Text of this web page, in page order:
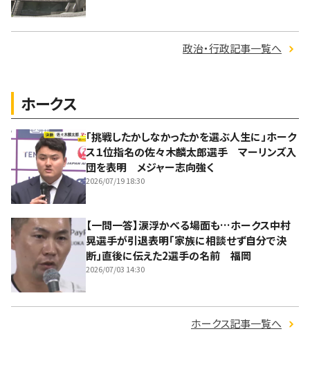
政治・行政記事一覧へ
ホークス
「挑戦したかしなかったかを選ぶ人生に」ホーク
ス１位指名の佐々木麟太郎選手 マーリンズ入
団を表明 メジャー志向強く
2026/07/19 18:30
【一問一答】涙浮かべる場面も…ホークス中村
晃選手が引退表明「家族に相談せず自分で決
断」直後に伝えた2選手の名前 福岡
2026/07/03 14:30
ホークス記事一覧へ